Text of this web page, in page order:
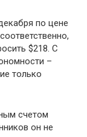
по цене
$218. С
–
только
счетом
он не